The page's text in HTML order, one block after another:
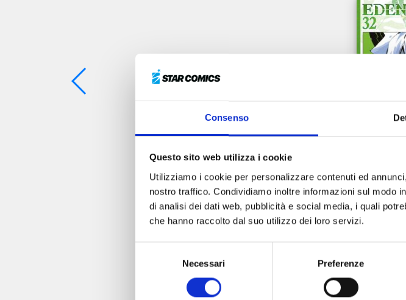
Consenso
Questo sito web utilizza i cookie
Utilizziamo i cookie per personalizzare contenuti ed
nostro traffico. Condividiamo inoltre informazioni sul modo
di analisi dei dati web, pubblicità e social media, i quali
che hanno raccolto dal suo utilizzo dei loro servizi.
Necessari Preferenze
EDENS